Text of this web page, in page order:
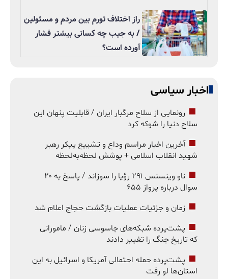
راز اختلاف تورم بین مردم و مسئولین
/ به جیب چه کسانی بیشتر فشار
آورده است؟
اخبار سیاسی
رونمایی از سلاح مرگبار ایران / قابلیت پنهان این
سلاح دنیا را شوکه کرد
آخرین اخبار مراسم وداع و تشییع پیکر رهبر
شهید انقلاب اسلامی + پوشش لحظه‌به‌لحظه
ناو وینسنس ۲۹۱ رؤیا را سوزاند / پاسخ به ۲۰
سوال درباره پرواز ۶۵۵
زمان و جزئیات عملیات بازگشت حجاج اعلام شد
پشت‌پرده شبکه‌های جاسوسی زنان / مامورانی
که تاریخ جنگ را تغییر دادند
پشت‌پرده حمله احتمالی آمریکا و اسرائیل به این
استان‌ها لو رفت